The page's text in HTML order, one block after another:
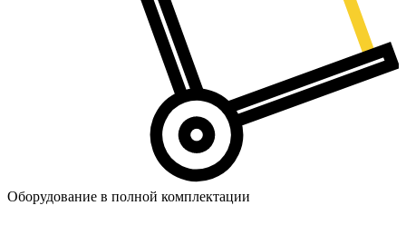
Оборудование в полной комплектации